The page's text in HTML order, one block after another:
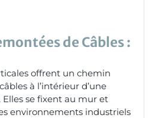
de Câbles :
offrent un chemin
à l’intérieur d’une
se fixent au mur et
environnements industriels